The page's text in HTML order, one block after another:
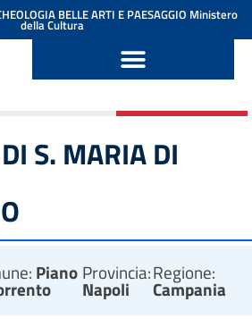
BELLE ARTI E PAESAGGIO Ministero
della Cultura
S. MARIA DI
Piano Provincia:
Napoli
Regione:
Campania